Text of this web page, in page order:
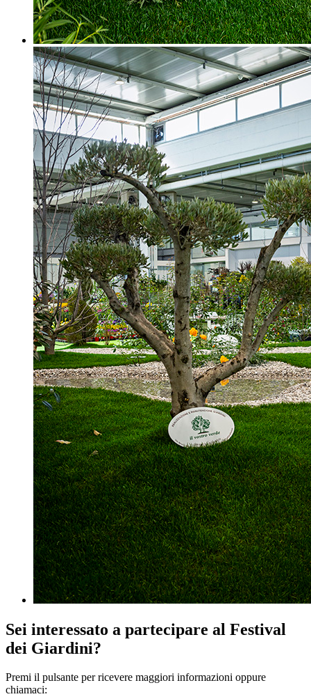
Sei interessato a partecipare al Festival
dei Giardini?
Premi il pulsante per ricevere maggiori informazioni oppure
chiamaci: